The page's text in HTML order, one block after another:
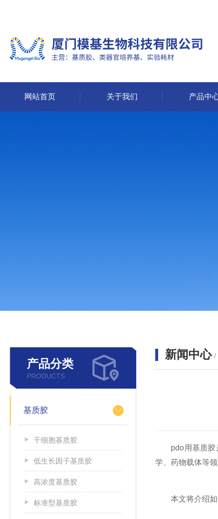
网站首页 关于我们 产品中
产品分类
PRODUCTS
基质胶
干细胞基质胶
低生长因子基质胶
高浓度基质胶
标准型基质胶
新闻中心 /
pdo用基质胶是
学、药物载体等
本文将介绍如